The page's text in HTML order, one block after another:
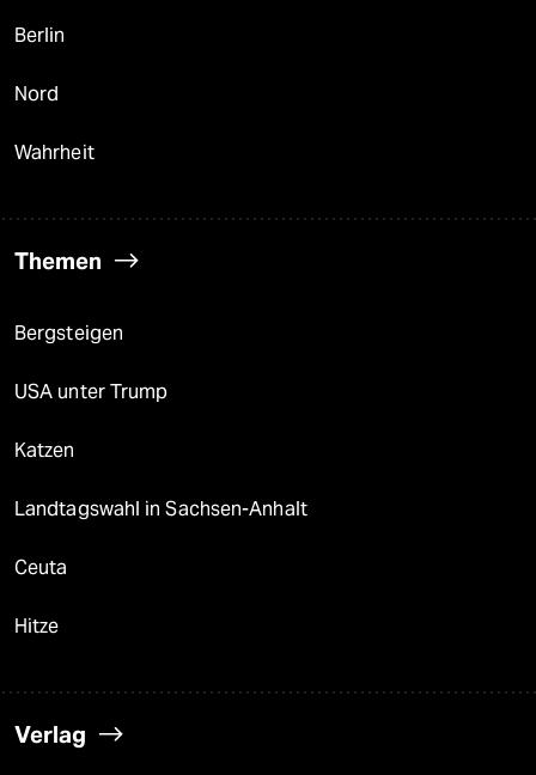
Berlin
Nord
Wahrheit
Themen
Bergsteigen
USA unter Trump
Katzen
Landtagswahl in Sachsen-Anhalt
Ceuta
Hitze
Verlag